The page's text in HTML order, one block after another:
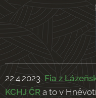
22.4.2023 Fia z
KCHJ ČR a to v